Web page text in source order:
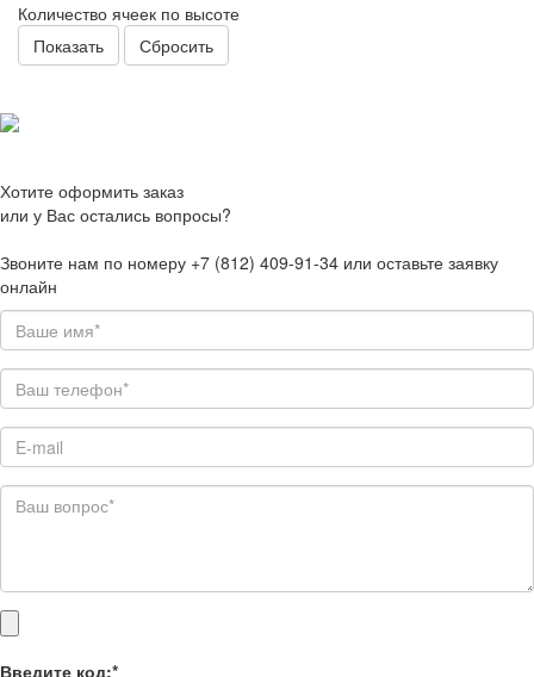
Количество ячеек по высоте
Сбросить
Хотите оформить заказ
или у Вас остались вопросы?
Звоните нам по номеру +7 (812) 409-91-34 или оставьте заявку
онлайн
Введите код:*